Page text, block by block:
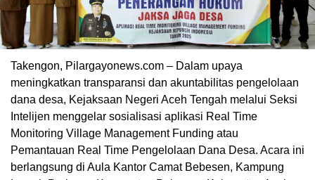
Takengon, Pilargayonews.com – Dalam upaya
meningkatkan transparansi dan akuntabilitas pengelolaan
dana desa, Kejaksaan Negeri Aceh Tengah melalui Seksi
Intelijen menggelar sosialisasi aplikasi Real Time
Monitoring Village Management Funding atau
Pemantauan Real Time Pengelolaan Dana Desa. Acara ini
berlangsung di Aula Kantor Camat Bebesen, Kampung